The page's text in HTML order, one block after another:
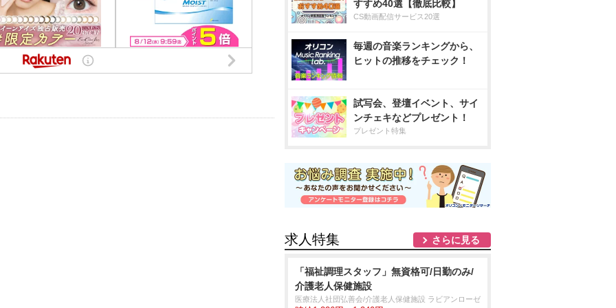
すすめ40選【徹底比較】
CS動画配信サービス20選
毎週の音楽ランキングから、
ヒットの推移をチェック！
試写会、登壇イベント、サイ
ンチェキなどプレゼント！
プレゼント特集
求人特集 さらに見る
「福祉調理スタッフ」無資格可/日勤のみ/
介護老人保健施設
医療法人社団弘善会/介護老人保健施設 ラビアンローゼ